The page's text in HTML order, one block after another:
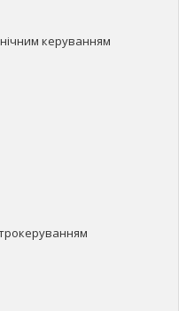
керуванням